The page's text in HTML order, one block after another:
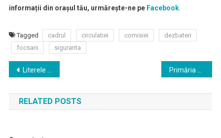
informații din orașul tău, urmărește-ne pe Facebook.
Tagged cadrul circulatiei comisiei
dezbateri
focsani
siguranta
Navigare
în
articole
Literele Magice – Club de lectură în limba engleză
RELATED POSTS